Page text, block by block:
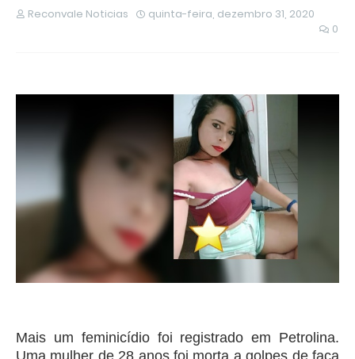
Reconvale Noticias
quinta-feira, dezembro 31, 2020
0
Mais um feminicídio foi registrado em Petrolina.
Uma mulher de 28 anos foi morta a golpes de faca